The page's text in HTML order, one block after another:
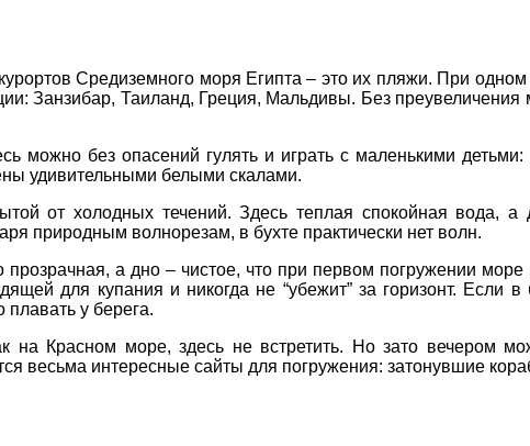
Средиземного моря Египта – это их пляжи. При
Занзибар, Таиланд, Греция, Мальдивы. Без
можно без опасений гулять и играть с маленькими
удивительными белыми скалами.
от холодных течений. Здесь теплая спокойная вода, а
природным волнорезам, в бухте практически нет волн.
прозрачная, а дно – чистое, что при первом погружении
для купания и никогда не “убежит” за горизонт. Если
у берега.
на Красном море, здесь не встретить. Но зато вечером
весьма интересные сайты для погружения: затонувшие
ДЕ ПРОЖИВАЄТЕ